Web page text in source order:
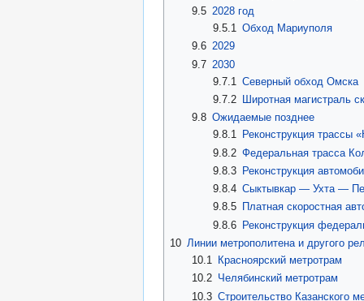
9.5 2028 год
9.5.1
Обход Мариуполя
9.6 2029
9.7 2030
9.7.1
Северный обход Омска
9.7.2
Широтная магистраль
9.8 Ожидаемые позднее
9.8.1 Реконструкция трассы
9.8.2 Федеральная трасса
9.8.3 Реконструкция
9.8.4 Сыктывкар — Ухта —
9.8.5 Платная скоростная
9.8.6 Реконструкция
10 Линии метрополитена и другого
10.1
Красноярский метротрам
10.2 Челябинский метротрам
10.3 Строительство Казанского